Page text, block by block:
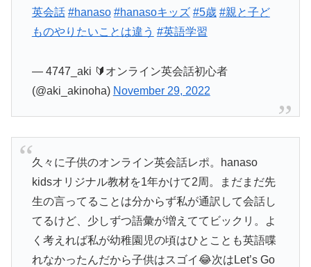
英会話 #hanaso #hanasoキッズ #5歳 #親と子ど
ものやりたいことは違う #英語学習
— 4747_aki 🔰オンライン英会話初心者
(@aki_akinoha) November 29, 2022
久々に子供のオンライン英会話レポ。hanaso
kidsオリジナル教材を1年かけて2周。まだまだ先
生の言ってることは分からず私が通訳して会話し
てるけど、少しずつ語彙が増えててビックリ。よ
く考えれば私が幼稚園児の頃はひとことも英語喋
れなかったんだから子供はスゴイ😂次はLet’s Go